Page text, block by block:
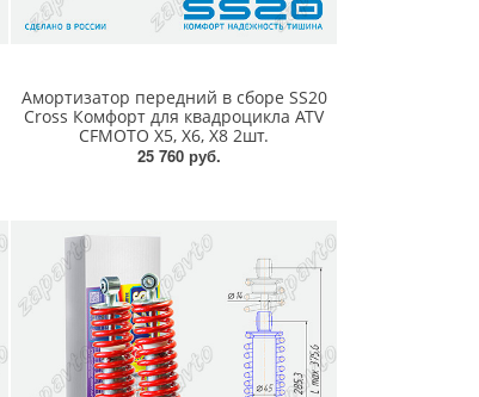
Амортизатор передний в сборе SS20
Cross Комфорт для квадроцикла ATV
CFMOTO X5, X6, X8 2шт.
25 760 руб.